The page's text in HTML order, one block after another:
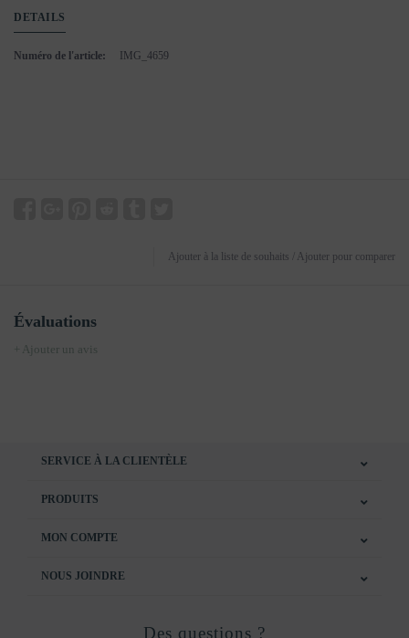
DETAILS
Numéro de l'article: IMG_4659
Ajouter à la liste de souhaits Ajouter pour comparer
Évaluations
+ Ajouter un avis
SERVICE À LA CLIENTÈLE
PRODUITS
MON COMPTE
NOUS JOINDRE
Des questions ?